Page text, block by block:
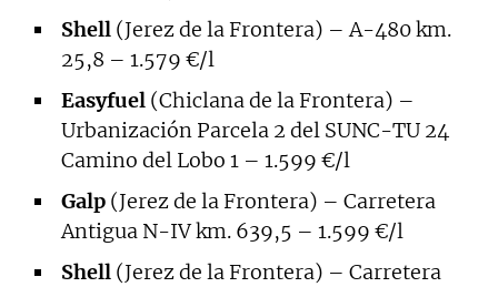
Shell (Jerez de la Frontera) – A-480 km.
25,8 – 1.579 €/l
Easyfuel (Chiclana de la Frontera) –
Urbanización Parcela 2 del SUNC-TU 24
Camino del Lobo 1 – 1.599 €/l
Galp (Jerez de la Frontera) – Carretera
Antigua N-IV km. 639,5 – 1.599 €/l
Shell (Jerez de la Frontera) – Carretera